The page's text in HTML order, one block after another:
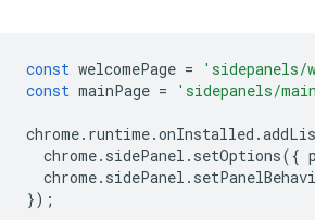
const welcomePage = 'sidepanels/
const mainPage = 'sidepanels/
chrome. runtime.onInstalled .
chrome. sidePanel . setOptions({
chrome. sidePanel .
});